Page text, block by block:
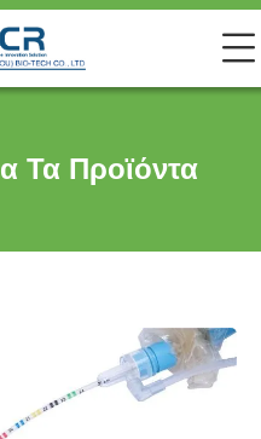
Τα Προϊόντα